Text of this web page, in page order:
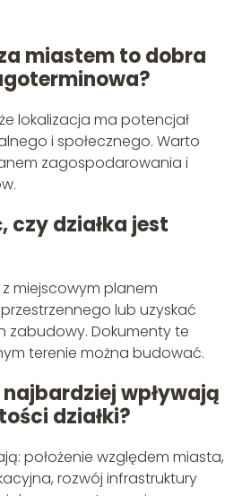
miastem to dobra
lokalizacja ma potencjał
i społecznego. Warto
zagospodarowania i
czy działka jest
miejscowym planem
lub uzyskać
zabudowy. Dokumenty te
terenie można budować.
wpływają
działki?
położenie względem miasta,
rozwój infrastruktury